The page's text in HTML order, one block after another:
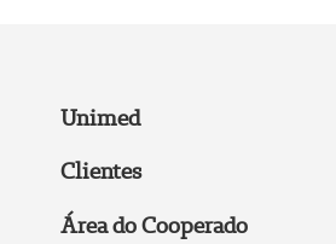
Unimed
Clientes
Área do Cooperado